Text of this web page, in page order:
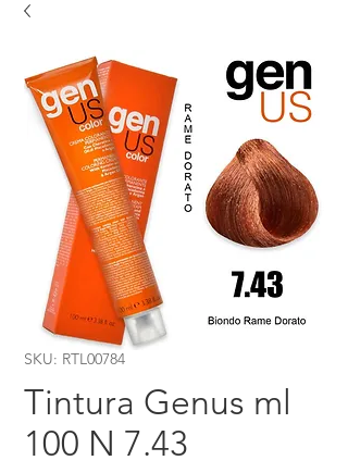
SKU: RTL00784
Tintura Genus ml
100 N 7.43